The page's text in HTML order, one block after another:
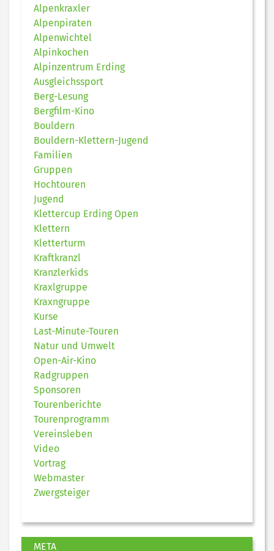
Alpenkraxler
Alpenpiraten
Alpenwichtel
Alpinkochen
Alpinzentrum Erding
Ausgleichssport
Berg-Lesung
Bergfilm-Kino
Bouldern
Bouldern-Klettern-Jugend
Familien
Gruppen
Hochtouren
Jugend
Klettercup Erding Open
Klettern
Kletterturm
Kraftkranzl
Kranzlerkids
Kraxlgruppe
Kraxngruppe
Kurse
Last-Minute-Touren
Natur und Umwelt
Open-Air-Kino
Radgruppen
Sponsoren
Tourenberichte
Tourenprogramm
Vereinsleben
Video
Vortrag
Webmaster
Zwergsteiger
META